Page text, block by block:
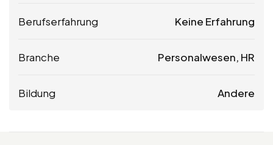
Berufserfahrung Keine Erfahrung
Branche Personalwesen, HR
Bildung Andere